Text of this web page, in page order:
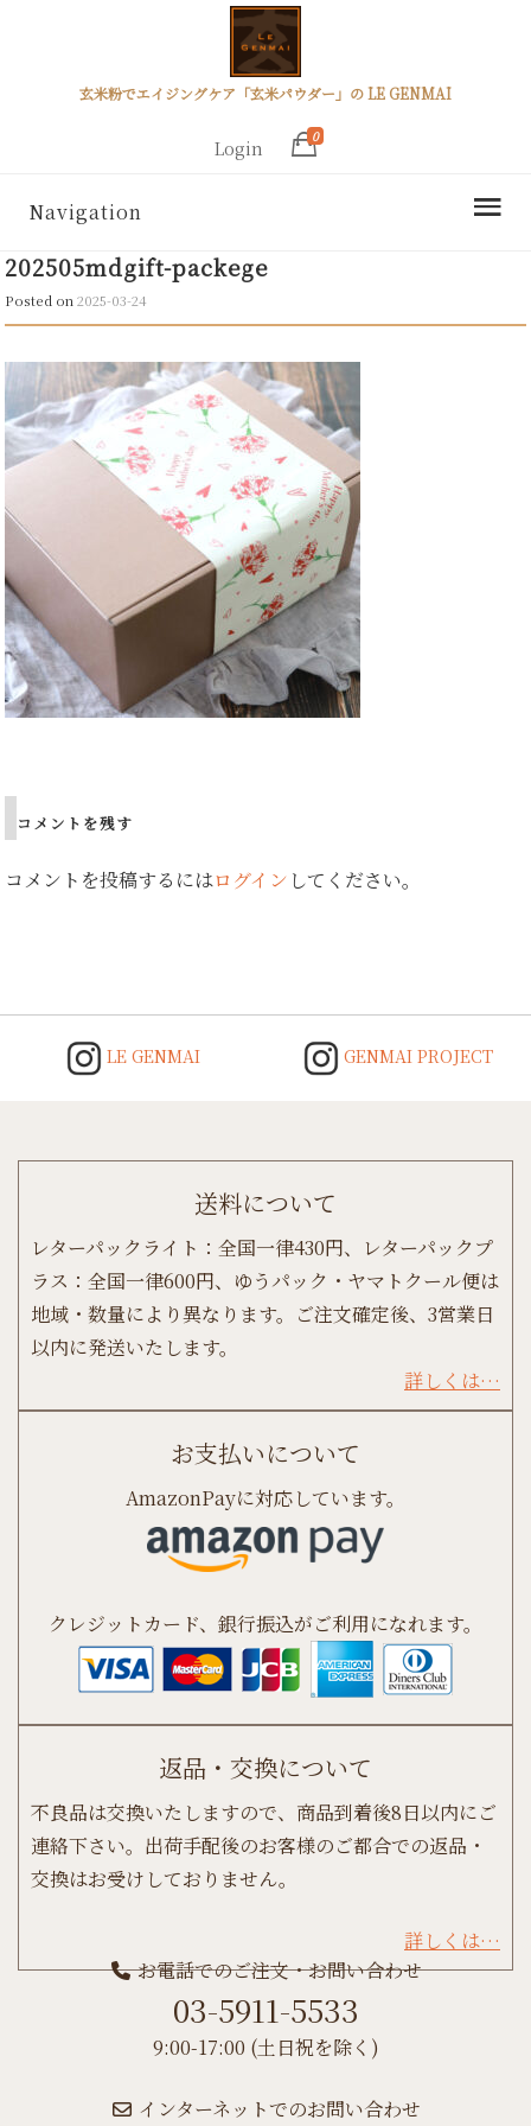
玄米粉でエイジングケア「玄米パウダー」の LE GENMAI
Login
0
Navigation
202505mdgift-packege
Posted on2025-03-24
コメントを残す
コメントを投稿するにはログイン してください。
LE GENMAI GENMAI PROJECT
送料について
レターパックライト：全国一律430円、レターパックプ
ラス：全国一律600円、ゆうパック・ヤマトクール便は
地域・数量により異なります。ご注文確定後、3営業日
以内に発送いたします。
詳しくは…
お支払いについて
AmazonPayに対応しています。
クレジットカード、銀行振込がご利用になれます。
返品・交換について
不良品は交換いたしますので、商品到着後8日以内にご
連絡下さい。出荷手配後のお客様のご都合での返品・
交換はお受けしておりません。
詳しくは…
お電話でのご注文・お問い合わせ
03-5911-5533
9:00-17:00 (土日祝を除く)
インターネットでのお問い合わせ